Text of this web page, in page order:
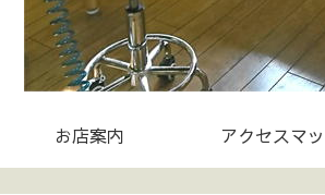
お店案内 アクセスマ